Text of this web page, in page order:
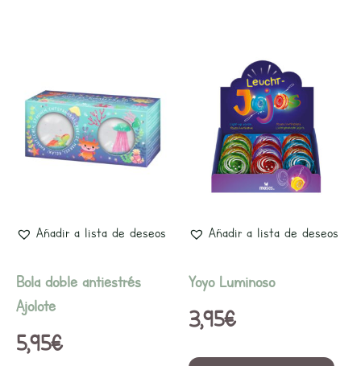
Añadir a lista de deseos
Bola doble antiestrés
Ajolote
5,95€
Añadir a lista de deseos
Yoyo Luminoso
3,95€